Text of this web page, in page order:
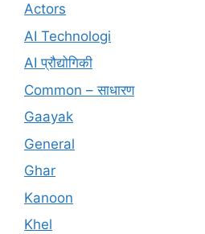
Actors
AI Technologi
AI प्रौद्योगिकी
Common – साधारण
Gaayak
General
Ghar
Kanoon
Khel